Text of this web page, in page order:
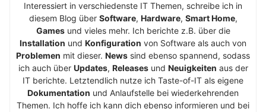
Interessiert in verschiedenste IT Themen, schreibe ich in
diesem Blog über Software, Hardware, Smart Home,
Gamesund vieles mehr. Ich berichte z.B. über die
Installation und Konfiguration von Software als auch von
Problemen mit dieser. News sind ebenso spannend, sodass
ich auch über Updates, Releasesund Neuigkeiten aus der
IT berichte. Letztendlich nutze ich Taste-of-IT als eigene
Dokumentation und Anlaufstelle bei wiederkehrenden
Themen. Ich hoffe ich kann dich ebenso informieren und bei